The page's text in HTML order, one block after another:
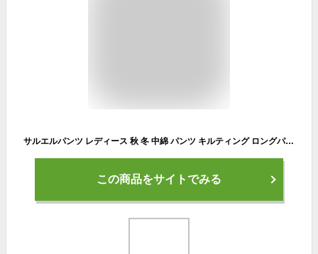
サルエルパンツ レディース 秋 冬 中綿 パンツ キルティング ロングパンツ パンツ ボトムス バルーンパンツ 体型カバー おしゃれ ゆったり カジュアル ナチュラル 大きいサイズ 体型カバー あったか 春 着痩せ ボトムス 無地 防寒パンツ 暖パン 50代 40代 30代 20代
この商品をサイトでみる